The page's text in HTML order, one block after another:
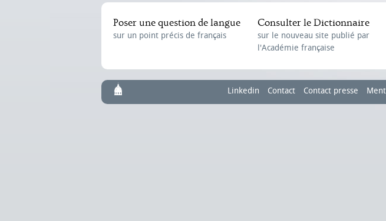
Poser une question de langue
sur un point précis de français
Consulter le Dictionnaire
sur le nouveau site publié par
l'Académie française
Linkedin Contact Contact presse